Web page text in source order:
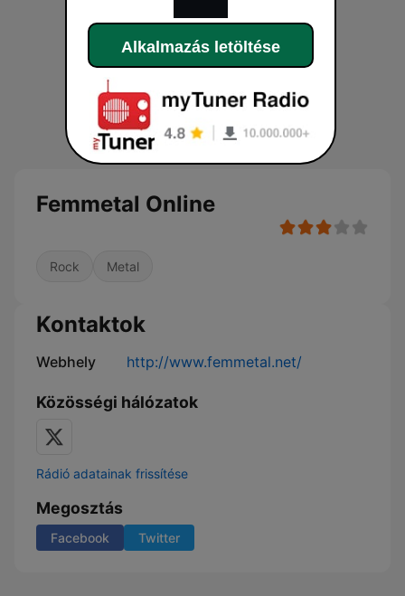
Femmetal Online
Rock Metal
Kontaktok
Webhely http://www.femmetal.net/
Közösségi hálózatok
Rádió adatainak frissítése
Megosztás
Facebook Twitter
Alkalmazás letöltése